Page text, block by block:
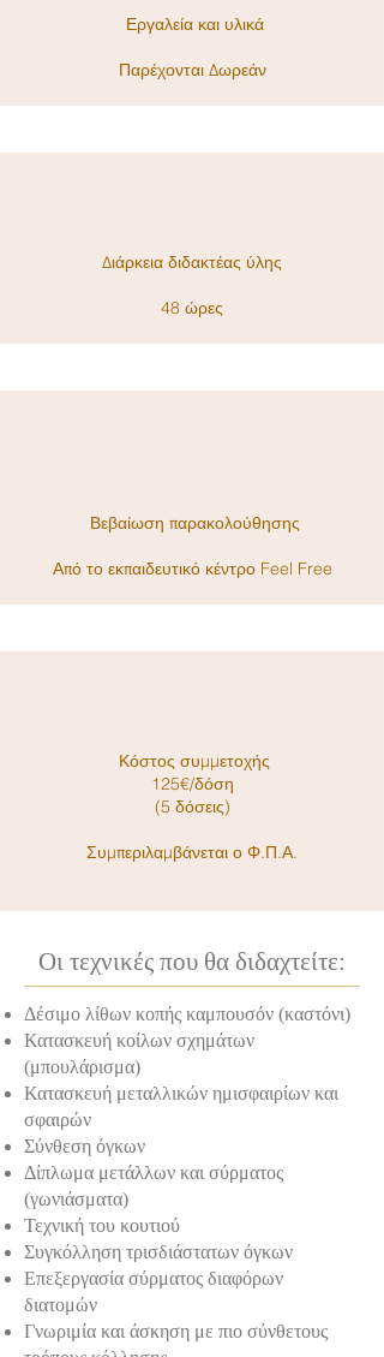
Εργαλεία και υλικά
Παρέχονται Δωρεάν
Διάρκεια διδακτέας ύλης
48 ώρες
Βεβαίωση παρακολούθησης
Από το εκπαιδευτικό κέντρο Feel Free
Κόστος συμμετοχής
125€/δόση
(5 δόσεις)
Συμπεριλαμβάνεται ο Φ.Π.Α.
Οι τεχνικές που θα διδαχτείτε:
Δέσιμο λίθων κοπής καμπουσόν (καστόνι)
Κατασκευή κοίλων σχημάτων
(μπουλάρισμα)
Κατασκευή μεταλλικών ημισφαιρίων και
σφαιρών
Σύνθεση όγκων
Δίπλωμα μετάλλων και σύρματος
(γωνιάσματα)
Τεχνική του κουτιού
Συγκόλληση τρισδιάστατων όγκων
Επεξεργασία σύρματος διαφόρων
διατομών
Γνωριμία και άσκηση με πιο σύνθετους